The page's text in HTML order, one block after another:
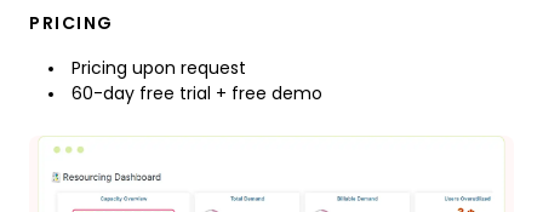
PRICING
Pricing upon request
60-day free trial + free demo